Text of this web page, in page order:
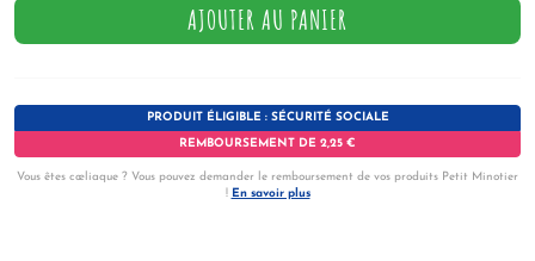
AJOUTER AU PANIER
PRODUIT ÉLIGIBLE : SÉCURITÉ SOCIALE
REMBOURSEMENT DE 2,25 €
Vous êtes cœliaque ? Vous pouvez demander le remboursement de vos produits Petit Minotier
! En savoir plus